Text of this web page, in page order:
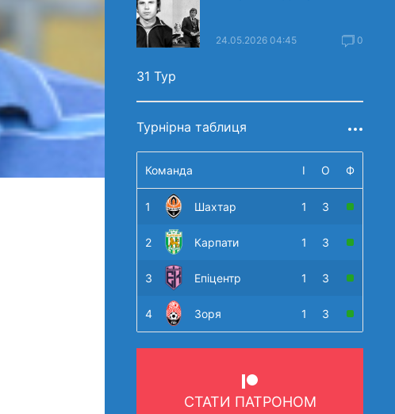
24.05.2026 04:45 0
31 Тур
Турнірна таблиця
Команда І О Ф
1 Шахтар 1 3
2 Карпати 1 3
3 Епіцентр 1 3
4 Зоря 1 3
СТАТИ ПАТРОНОМ